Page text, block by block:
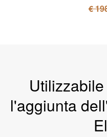
€
l'aggiunta